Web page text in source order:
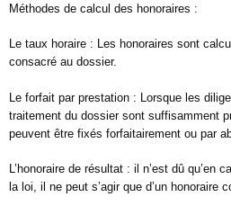
Méthodes de calcul des honoraires :
Le taux horaire : Les honoraires sont
consacré au dossier.
Le forfait par prestation : Lorsque les
traitement du dossier sont suffisamment
peuvent être fixés forfaitairement ou par
L’honoraire de résultat : il n’est dû qu’en
la loi, il ne peut s’agir que d’un honoraire